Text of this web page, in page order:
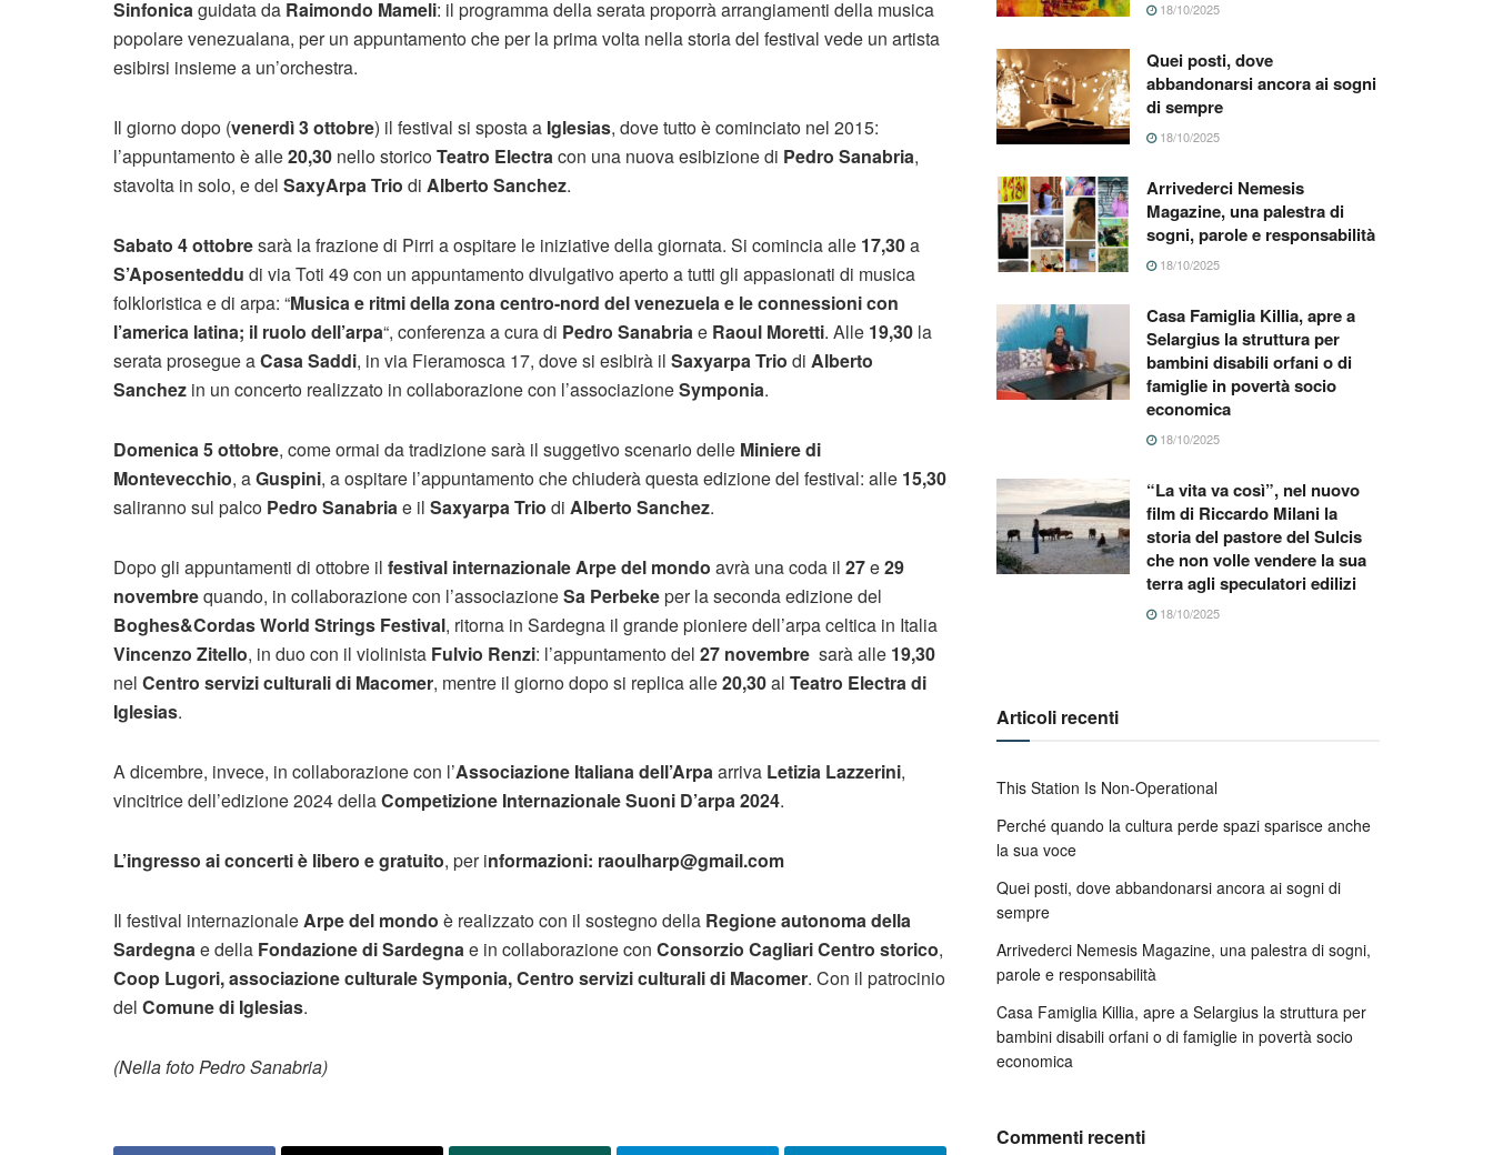
Sinfonicaguidata da Raimondo Mameli: il programma della serata proporrà arrangiamenti della musica
popolare venezualana, per un appuntamento che per la prima volta nella storia del festival vede un artista
esibirsi insieme a un’orchestra.
Il giorno dopo (venerdì 3 ottobre) il festival si sposta a Iglesias, dove tutto è cominciato nel 2015:
l’appuntamento è alle20,30 nello storicoTeatro Electracon una nuova esibizione di Pedro Sanabria,
stavolta in solo, e del SaxyArpa Trio di Alberto Sanchez.
Sabato 4 ottobresarà la frazione di Pirri a ospitare le iniziative della giornata. Si comincia alle 17,30a
S’Aposenteddu di via Toti 49 con un appuntamento divulgativo aperto a tutti gli appasionati di musica
folkloristica e di arpa: “Musica e ritmi della zona centro-nord del venezuela e le connessioni con
l’america latina; il ruolo dell’arpa“, conferenza a cura di Pedro Sanabriae Raoul Moretti. Alle 19,30 la
serata prosegue aCasa Saddi, in via Fieramosca 17, dove si esibirà il Saxyarpa Trio di Alberto
Sanchez in un concerto realizzato in collaborazione con l’associazioneSymponia.
Domenica 5 ottobre, come ormai da tradizione sarà il suggetivo scenario delle Miniere di
Montevecchio, aGuspini, a ospitare l’appuntamento che chiuderà questa edizione del festival: alle 15,30
saliranno sul palco Pedro Sanabriae il Saxyarpa Trio di Alberto Sanchez.
Dopo gli appuntamenti di ottobre il festival internazionale Arpe del mondo avrà una coda il 27e29
novembrequando, in collaborazione con l’associazioneSa Perbekeper la seconda edizione del
Boghes&Cordas World Strings Festival, ritorna in Sardegna il grande pioniere dell’arpa celtica in Italia
Vincenzo Zitello, in duo con il violinista Fulvio Renzi: l’appuntamento del 27 novembre sarà alle 19,30
nel Centro servizi culturali di Macomer, mentre il giorno dopo si replica alle20,30al Teatro Electra di
Iglesias.
A dicembre, invece, in collaborazione con l’Associazione Italiana dell’Arpaarriva Letizia Lazzerini,
vincitrice dell’edizione 2024 dellaCompetizione Internazionale Suoni D’arpa 2024.
L’ingresso ai concerti è libero e gratuito, per informazioni: raoulharp@gmail.com
Il festival internazionaleArpe del mondo è realizzato con il sostegno della Regione autonoma della
Sardegnae della Fondazione di Sardegnae in collaborazione con Consorzio Cagliari Centro storico,
Coop Lugori, associazione culturale Symponia, Centro servizi culturali di Macomer. Con il patrocinio
del Comune di Iglesias.
(Nella foto Pedro Sanabria)
18/10/2025
Quei posti, dove
abbandonarsi ancora ai sogni
di sempre
18/10/2025
Arrivederci Nemesis
Magazine, una palestra di
sogni, parole e responsabilità
18/10/2025
Casa Famiglia Killia, apre a
Selargius la struttura per
bambini disabili orfani o di
famiglie in povertà socio
economica
18/10/2025
“La vita va così”, nel nuovo
film di Riccardo Milani la
storia del pastore del Sulcis
che non volle vendere la sua
terra agli speculatori edilizi
18/10/2025
Articoli recenti
This Station Is Non-Operational
Perché quando la cultura perde spazi sparisce anche
la sua voce
Quei posti, dove abbandonarsi ancora ai sogni di
sempre
Arrivederci Nemesis Magazine, una palestra di sogni,
parole e responsabilità
Casa Famiglia Killia, apre a Selargius la struttura per
bambini disabili orfani o di famiglie in povertà socio
economica
Commenti recenti